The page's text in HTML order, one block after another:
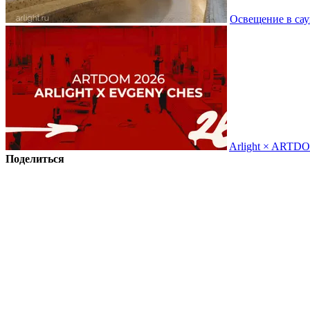
Освещение в
Arlight ×
Поделиться